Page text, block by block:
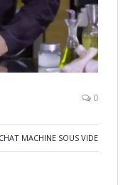
0
MACHINE SOUS VIDE